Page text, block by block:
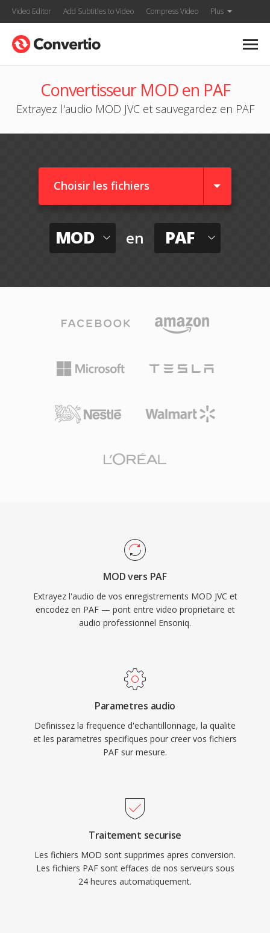
Video Editor Add Subtitles to Video Compress Video Plus
Convertisseur MOD en PAF
Extrayez l'audio MOD JVC et sauvegardez en PAF
Choisir les fichiers
MOD en PAF
MOD vers PAF
Extrayez l'audio de vos enregistrements MOD JVC et
encodez en PAF — pont entre video proprietaire et
audio professionnel Ensoniq.
Parametres audio
Definissez la frequence d'echantillonnage, la qualite
et les parametres specifiques pour creer vos fichiers
PAF sur mesure.
Traitement securise
Les fichiers MOD sont supprimes apres conversion.
Les fichiers PAF sont effaces de nos serveurs sous
24 heures automatiquement.